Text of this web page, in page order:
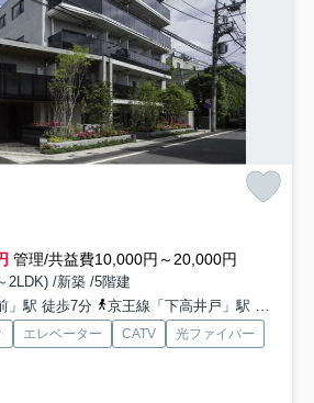
管理/共益費10,000円～20,000円
2LDK) /新築 /5階建
」駅 徒歩7分
京王線「下高井戸」駅 徒歩6分
エレベーター CATV
光ファイバー